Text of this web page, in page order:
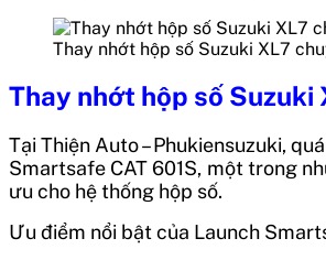
Thay nhớt hộp số Suzuki XL7
Thay nhớt hộp số Suzuki
Tại Thiện Auto – Phukiensuzuki,
Smartsafe CAT 601S, một trong
ưu cho hệ thống hộp số.
Ưu điểm nổi bật của Launch